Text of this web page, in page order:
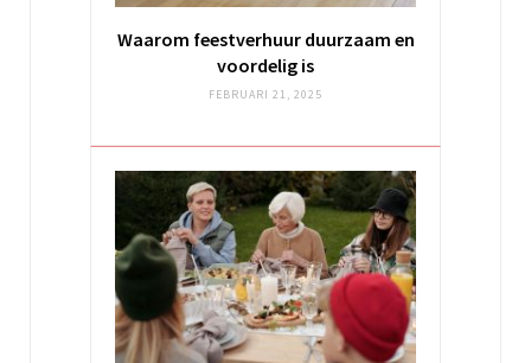
Waarom feestverhuur duurzaam en
voordelig is
FEBRUARI 21, 2025